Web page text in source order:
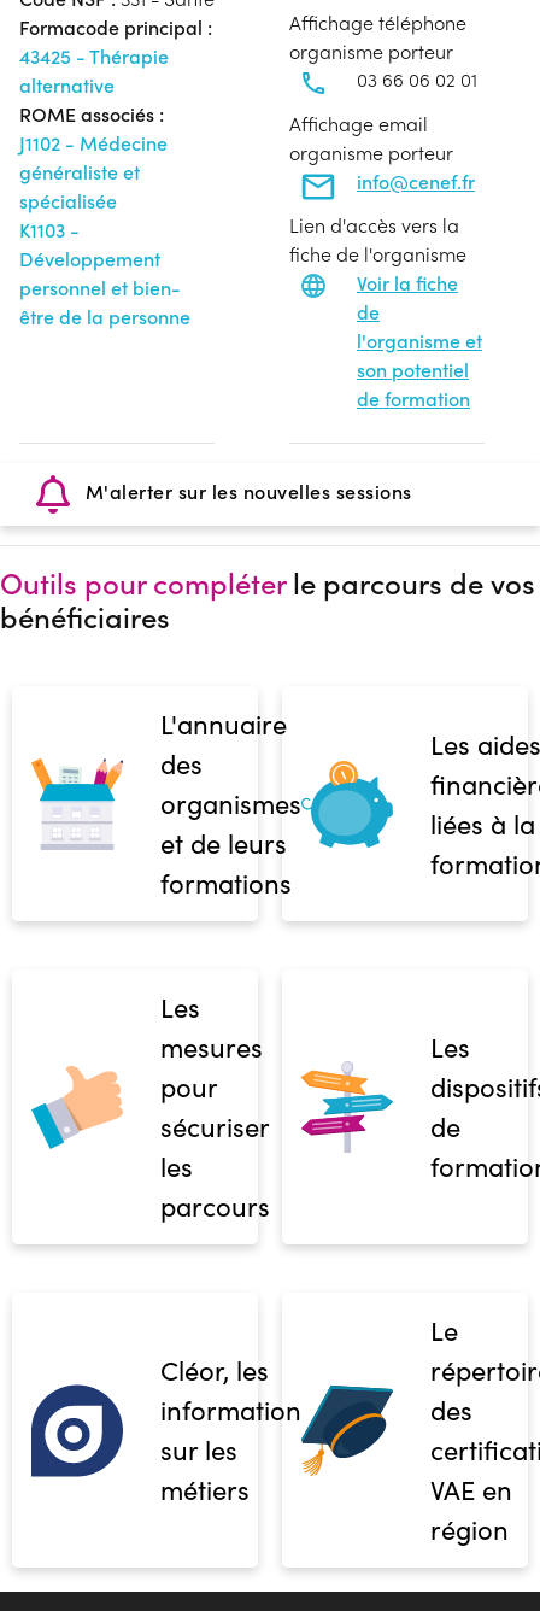
Formacode principal :
43425 - Thérapie
alternative
ROME associés :
J1102 - Médecine
généraliste et
spécialisée
K1103 -
Développement
personnel et bien-
être de la personne
Affichage téléphone
organisme porteur
03 66 06 02 01
Affichage email
organisme porteur
info@cenef.fr
Lien d'accès vers la
fiche de l'organisme
Voir la fiche
de
l'organisme et
son potentiel
de formation
M'alerter sur les nouvelles sessions
Outils pour compléterle parcours de vos
bénéficiaires
L'annuaire
des
organismes
et de leurs
formations
Les aides
liées à la
Les
mesures
pour
sécuriser
les
parcours
Les
de
Cléor, les
informations
sur les
métiers
Le
des
VAE en
région